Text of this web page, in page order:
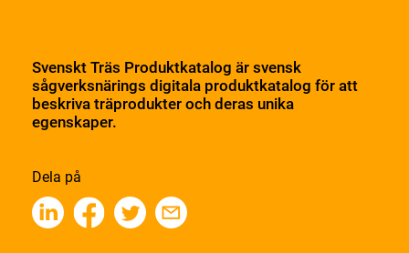
Svenskt Träs Produktkatalog är svensk
sågverksnärings digitala produktkatalog för att
beskriva träprodukter och deras unika
egenskaper.
Dela på